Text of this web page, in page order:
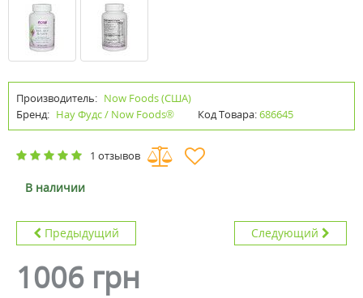
Производитель: Now Foods (США)
Бренд: Нау Фудс / Now Foods® Код Товара:686645
1 отзывов
В наличии
Предыдущий Следующий
1006 грн